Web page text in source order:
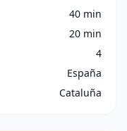
40 min
20 min
4
España
Cataluña